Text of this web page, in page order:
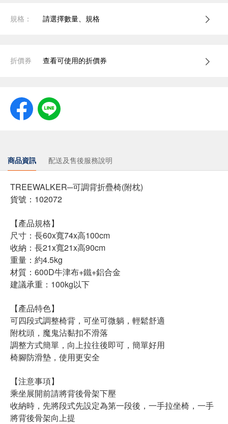
規格： 請選擇數量、規格
折價券 查看可使用的折價券
商品資訊 配送及售後服務說明
TREEWALKER─可調背折疊椅(附枕)
貨號：102072
【產品規格】
尺寸：長60x寬74x高100cm
收納：長21x寬21x高90cm
重量：約4.5kg
材質：600D牛津布+鐵+鋁合金
建議承重：100kg以下
【產品特色】
可四段式調整椅背，可坐可微躺，輕鬆舒適
附枕頭，魔鬼沾黏扣不滑落
調整方式簡單，向上拉往後即可，簡單好用
椅腳防滑墊，使用更安全
【注意事項】
乘坐展開前請將背後骨架下壓
收納時，先將段式先設定為第一段後，一手拉坐椅，一手
將背後骨架向上提